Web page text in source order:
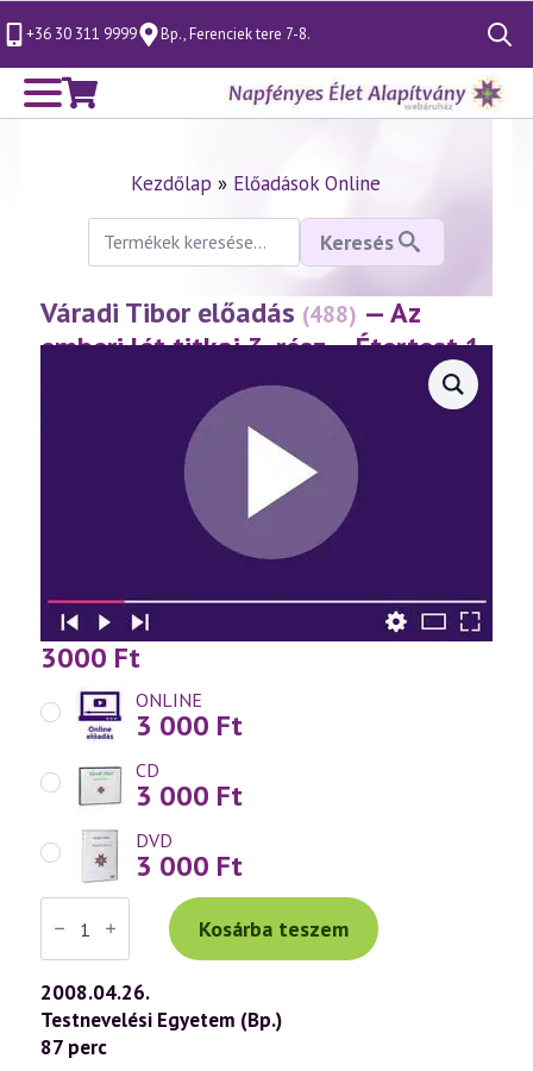
+36 30 311 9999 Bp., Ferenciek tere 7-8.
Search
for:
Kezdőlap » Előadások Online
Keresés
következőre:
Keresés
Váradi Tibor előadás (488) — Az
emberi lét titkai 3. rész – Étertest 1.
3000 Ft
ONLINE
3 000 Ft
CD
3 000 Ft
DVD
3 000 Ft
Váradi
Tibor
előadás
(488)
—
Az
emberi
lét
titkai
Kosárba teszem
2008.04.26.
Testnevelési Egyetem (Bp.)
87 perc